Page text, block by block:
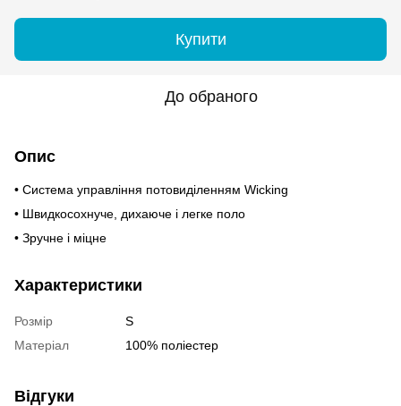
Купити
До обраного
Опис
• Система управління потовиділенням Wicking
• Швидкосохнуче, дихаюче і легке поло
• Зручне і міцне
Характеристики
Розмір
S
Матеріал
100% поліестер
Відгуки